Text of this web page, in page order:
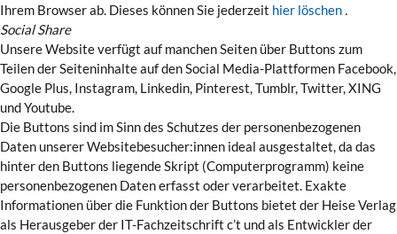
Ihrem Browser ab. Dieses können Sie jederzeit hier löschen .
Social Share
Unsere Website verfügt auf manchen Seiten über Buttons zum
Teilen der Seiteninhalte auf den Social Media-Plattformen Facebook,
Google Plus, Instagram, Linkedin, Pinterest, Tumblr, Twitter, XING
und Youtube.
Die Buttons sind im Sinn des Schutzes der personenbezogenen
Daten unserer Websitebesucher:innen ideal ausgestaltet, da das
hinter den Buttons liegende Skript (Computerprogramm) keine
personenbezogenen Daten erfasst oder verarbeitet. Exakte
Informationen über die Funktion der Buttons bietet der Heise Verlag
als Herausgeber der IT-Fachzeitschrift c’t und als Entwickler der